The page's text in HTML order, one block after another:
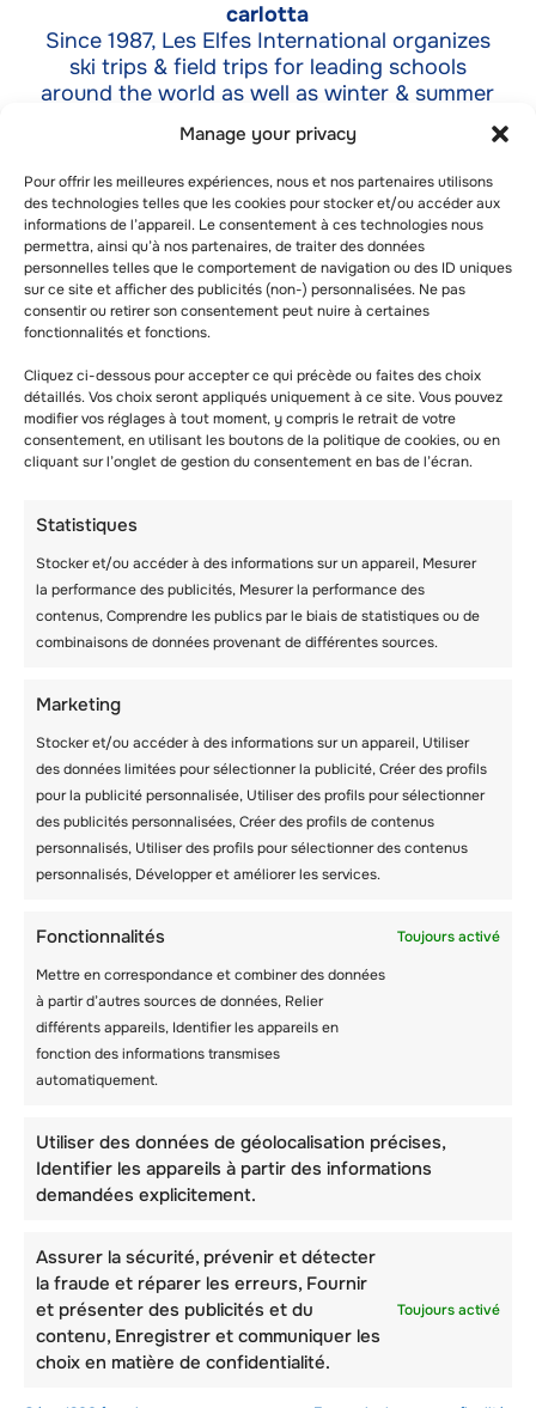
Manage your privacy
Pour offrir les meilleures expériences, nous et nos partenaires utilisons
des technologies telles que les cookies pour stocker et/ou accéder aux
informations de l’appareil. Le consentement à ces technologies nous
permettra, ainsi qu’à nos partenaires, de traiter des données
personnelles telles que le comportement de navigation ou des ID uniques
sur ce site et afficher des publicités (non-) personnalisées. Ne pas
consentir ou retirer son consentement peut nuire à certaines
fonctionnalités et fonctions.
Cliquez ci-dessous pour accepter ce qui précède ou faites des choix
détaillés. Vos choix seront appliqués uniquement à ce site. Vous pouvez
modifier vos réglages à tout moment, y compris le retrait de votre
consentement, en utilisant les boutons de la politique de cookies, ou en
cliquant sur l’onglet de gestion du consentement en bas de l’écran.
Statistiques
Stocker et/ou accéder à des informations sur un appareil, Mesurer
la performance des publicités, Mesurer la performance des
contenus, Comprendre les publics par le biais de statistiques ou de
combinaisons de données provenant de différentes sources.
Marketing
Stocker et/ou accéder à des informations sur un appareil, Utiliser
des données limitées pour sélectionner la publicité, Créer des profils
pour la publicité personnalisée, Utiliser des profils pour sélectionner
des publicités personnalisées, Créer des profils de contenus
personnalisés, Utiliser des profils pour sélectionner des contenus
personnalisés, Développer et améliorer les services.
Fonctionnalités
Toujours activé
Mettre en correspondance et combiner des données
à partir d’autres sources de données, Relier
différents appareils, Identifier les appareils en
fonction des informations transmises
automatiquement.
Utiliser des données de géolocalisation précises,
Identifier les appareils à partir des informations
demandées explicitement.
Assurer la sécurité, prévenir et détecter
la fraude et réparer les erreurs, Fournir
et présenter des publicités et du
contenu, Enregistrer et communiquer les
choix en matière de confidentialité.
Toujours activé
carlotta
Since 1987, Les Elfes International organizes
ski trips & field trips for leading schools
around the world as well as winter & summer
camps for individual students aged between 6
y.o. and 17 y.o. from more than 60
nationalities.
Similar posts
LETTRE
D’INFORMATION
JUILLET : CAMP
D’ÉTÉ ET D’HIVER
2022-2023
NEWSLETTER JUIN :
LA PREMIÈRE
SESSION A ÉTÉ UN
GRAND SUCCÈS ! LA